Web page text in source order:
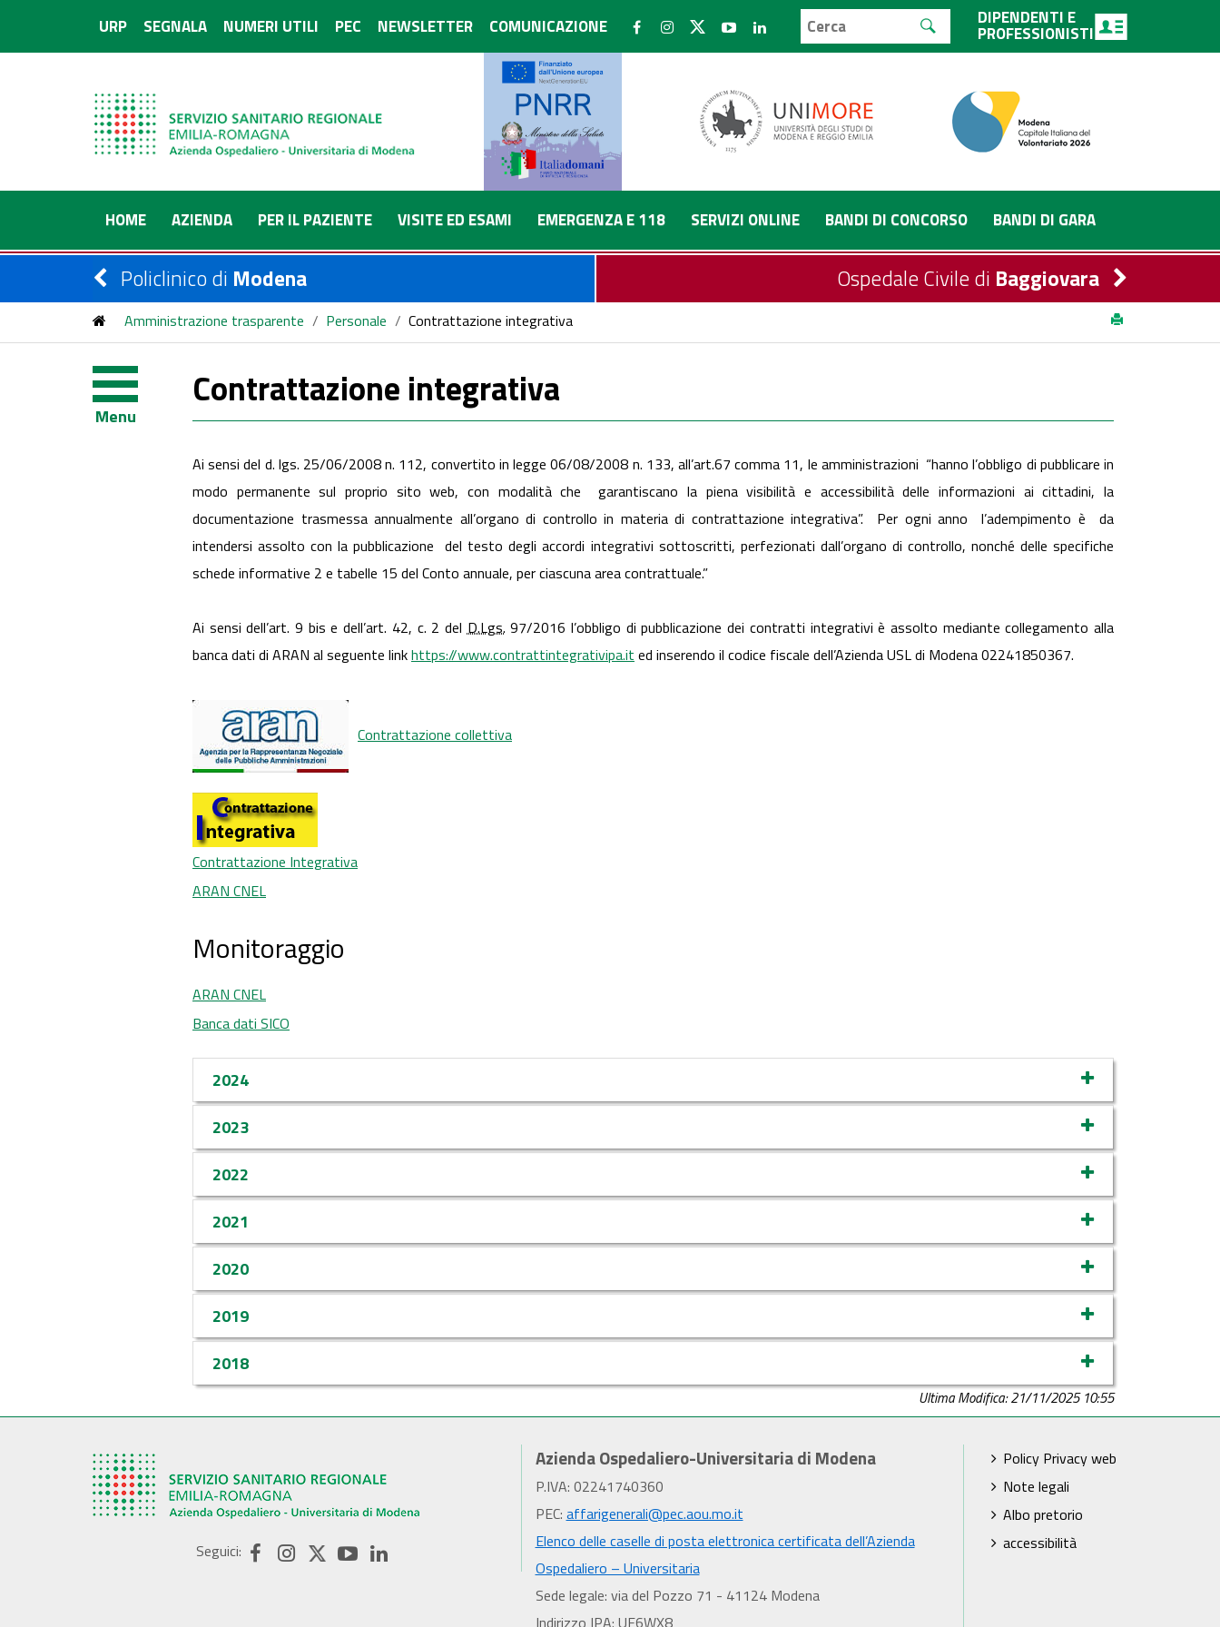
URP SEGNALA NUMERI UTILI PEC NEWSLETTER COMUNICAZIONE DIPENDENTI E
PROFESSIONISTI
HOME AZIENDA PER IL PAZIENTE VISITE ED ESAMI EMERGENZA E 118 SERVIZI ONLINE BANDI DI CONCORSO BANDI DI GARA
Policlinico di Modena Ospedale Civile di Baggiovara
Amministrazione trasparente / Personale / Contrattazione integrativa
Menu
Contrattazione integrativa
Ai sensi del d. lgs. 25/06/2008 n. 112, convertito in legge 06/08/2008 n. 133, all’art.67 comma 11, le amministrazioni “hanno l’obbligo di pubblicare in
modo permanente sul proprio sito web, con modalità che garantiscano la piena visibilità e accessibilità delle informazioni ai cittadini, la
documentazione trasmessa annualmente all’organo di controllo in materia di contrattazione integrativa”. Per ogni anno l’adempimento è da
intendersi assolto con la pubblicazione del testo degli accordi integrativi sottoscritti, perfezionati dall’organo di controllo, nonché delle specifiche
schede informative 2 e tabelle 15 del Conto annuale, per ciascuna area contrattuale.”
Ai sensi dell’art. 9 bis e dell’art. 42, c. 2 delD.Lgs. 97/2016 l’obbligo di pubblicazione dei contratti integrativi è assolto mediante collegamento alla
banca dati di ARAN al seguente linkhttps://www.contrattintegrativipa.it ed inserendo il codice fiscale dell’Azienda USL di Modena 02241850367.
Contrattazione collettiva
Contrattazione Integrativa
ARAN CNEL
Monitoraggio
ARAN CNEL
Banca dati SICO
2024
2023
2022
2021
2020
2019
2018
Ultima Modifica: 21/11/2025 10:55
Seguici:
Azienda Ospedaliero-Universitaria di Modena
P.IVA: 02241740360
PEC: affarigenerali@pec.aou.mo.it
Elenco delle caselle di posta elettronica certificata dell’Azienda
Ospedaliero – Universitaria
Sede legale: via del Pozzo 71 - 41124 Modena
Indirizzo IPA: UF6WX8
Policy Privacy web
Note legali
Albo pretorio
accessibilità